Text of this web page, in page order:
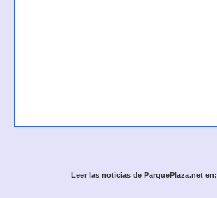
Leer las noticias de ParquePlaza.net en: